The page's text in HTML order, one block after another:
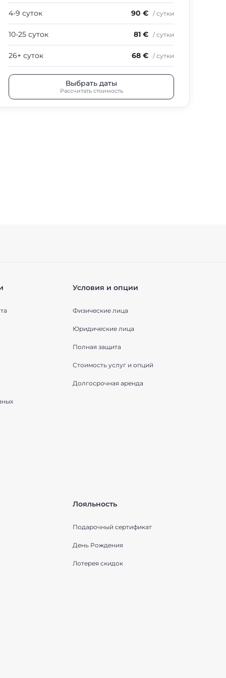
4-9 суток 90 € / сутки
10-25 суток 81 € / сутки
26+ суток 68 € / сутки
Выбрать даты
Рассчитать стоимость
Условия и опции
Физические лица
Юридические лица
Полная защита
Стоимость услуг и опций
Долгосрочная аренда
Лояльность
Подарочный сертификат
День Рождения
Лотерея скидок